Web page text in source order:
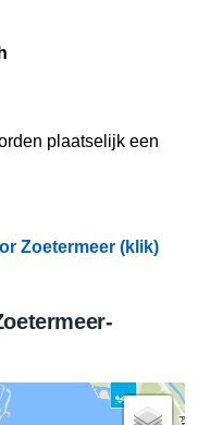
plaatselijk een
Zoetermeer (klik)